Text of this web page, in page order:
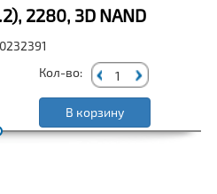
2280, 3D NAND
Кол-во:
В корзину